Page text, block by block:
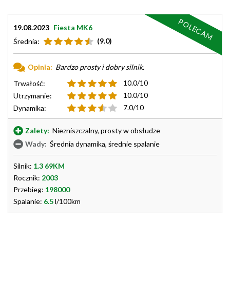
19.08.2023 Fiesta MK6
Średnia:
(9.0)
Opinia: Bardzo prosty i dobry silnik.
Trwałość:
10.0/10
Utrzymanie:
10.0/10
Dynamika:
7.0/10
Zalety: Niezniszczalny, prosty w obsłudze
Wady: Średnia dynamika, średnie spalanie
Silnik: 1.3 69KM
Rocznik: 2003
Przebieg: 198000
Spalanie: 6.5l/100km
POLECAM